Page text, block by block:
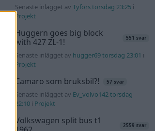
Senaste inlägget avTyfors torsdag 23:25 i
Projekt
Huggern goes big block
with 427 ZL-1!
551 svar
Senaste inlägget av hugger69 torsdag 23:01 i
Projekt
Camaro som bruksbil?! 57 svar
Senaste inlägget av Ev_volvo142 torsdag
22:10 i Projekt
Volkswagen split bus t1
2559 svar